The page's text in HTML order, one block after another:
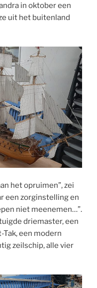
in oktober een
uit het buitenland
het opruimen”, zei
een zorginstelling en
niet meenemen…”.
driemaster, een
een modern
zeilschip, alle vier